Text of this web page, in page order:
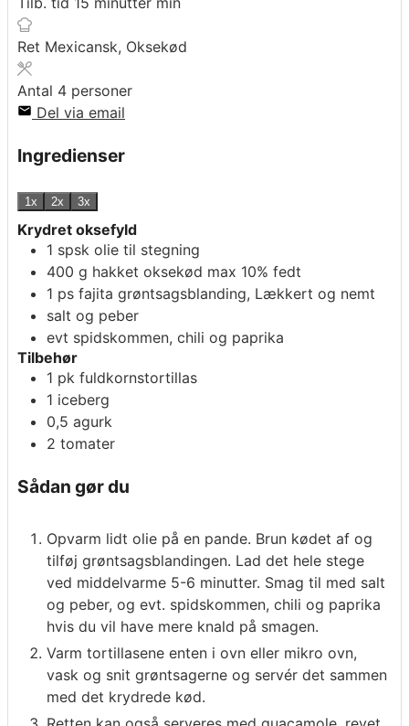
Ret Mexicansk, Oksekød
Antal 4 personer
Del via email
Ingredienser
1x 2x 3x
Krydret oksefyld
1 spsk olie til stegning
400 g hakket oksekød max 10% fedt
1 ps fajita grøntsagsblanding, Lækkert og nemt
salt og peber
evt spidskommen, chili og paprika
Tilbehør
1 pk fuldkornstortillas
1 iceberg
0,5 agurk
2 tomater
Sådan gør du
Opvarm lidt olie på en pande. Brun kødet af og
tilføj grøntsagsblandingen. Lad det hele stege
ved middelvarme 5-6 minutter. Smag til med salt
og peber, og evt. spidskommen, chili og paprika
hvis du vil have mere knald på smagen.
Varm tortillasene enten i ovn eller mikro ovn,
vask og snit grøntsagerne og servér det sammen
med det krydrede kød.